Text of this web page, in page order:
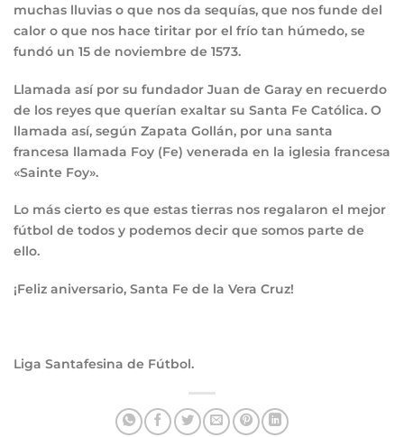
muchas lluvias o que nos da sequías, que nos funde del
calor o que nos hace tiritar por el frío tan húmedo, se
fundó un 15 de noviembre de 1573.
Llamada así por su fundador Juan de Garay en recuerdo
de los reyes que querían exaltar su Santa Fe Católica. O
llamada así, según Zapata Gollán, por una santa
francesa llamada Foy (Fe) venerada en la iglesia francesa
«Sainte Foy».
Lo más cierto es que estas tierras nos regalaron el mejor
fútbol de todos y podemos decir que somos parte de
ello.
¡Feliz aniversario, Santa Fe de la Vera Cruz!
Liga Santafesina de Fútbol.